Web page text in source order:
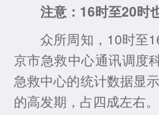
注意：16时至20时
众所周知，10时至
京市急救中心通讯调度
急救中心的统计数据显
的高发期，占四成左右。